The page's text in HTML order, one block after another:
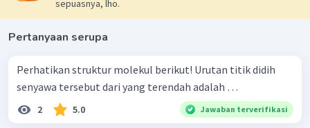
sepuasnya, lho.
Pertanyaan serupa
Perhatikan struktur molekul berikut! Urutan titik didih
senyawa tersebut dari yang terendah adalah …
2 5.0 Jawaban terverifikasi